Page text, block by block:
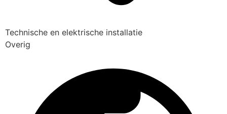
Technische en elektrische installatie
Overig